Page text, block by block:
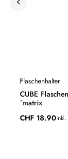
Flaschenhalter
CUBE
´matrix
CHF 18.90